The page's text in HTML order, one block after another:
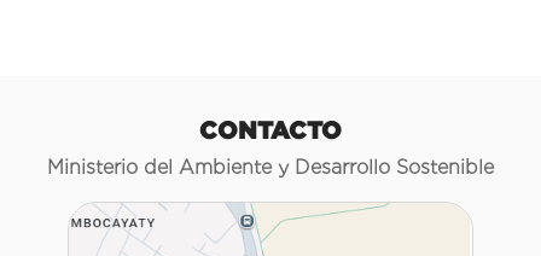
CONTACTO
Ministerio del Ambiente y Desarrollo Sostenible